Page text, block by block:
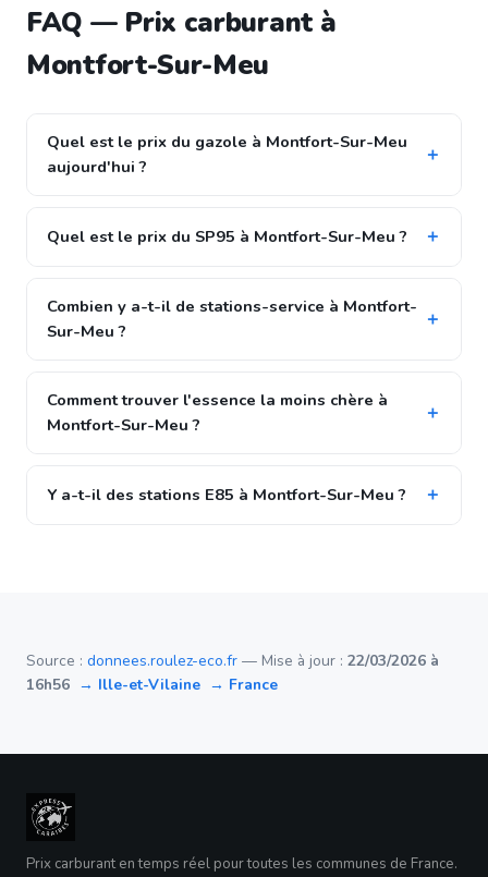
FAQ — Prix carburant à
Montfort-Sur-Meu
Quel est le prix du gazole à Montfort-Sur-Meu
aujourd'hui ?
Quel est le prix du SP95 à Montfort-Sur-Meu ?
Combien y a-t-il de stations-service à Montfort-
Sur-Meu ?
Comment trouver l'essence la moins chère à
Montfort-Sur-Meu ?
Y a-t-il des stations E85 à Montfort-Sur-Meu ?
Source : donnees.roulez-eco.fr — Mise à jour : 22/03/2026 à
16h56 → Ille-et-Vilaine → France
Prix carburant en temps réel pour toutes les communes de France.